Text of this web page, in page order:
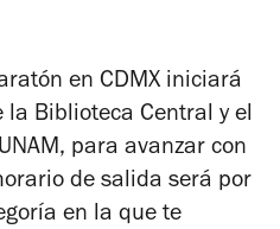
en CDMX iniciará
la Biblioteca Central y el
para avanzar con
de salida será por
en la que te